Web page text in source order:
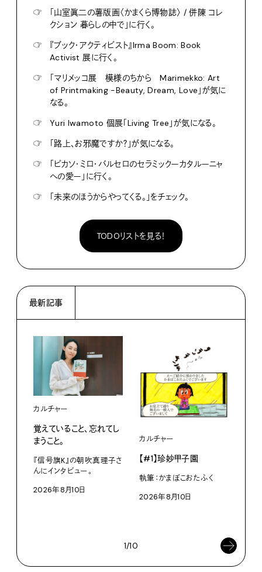
☞
「山室眞二の薯版画〈かまくら博物誌〉 / 併陳 コレ
クション 暮らしの中で」に行く。
☞
『ブック・アクティビスト』Irma Boom: Book
Activist 展に行く。
☞
「マリメッコ展 模様のちから Marimekko: Art
of Printmaking -Beauty, Dream, Love」が気に
なる。
☞
Yuri Iwamoto 個展「Living Tree」が気になる。
☞
「路上、お邪魔ですか？」が気になる。
☞
「ピカソ・ミロ・バルセロのセラミックーカタルーニャ
への愛ー」に行く。
☞
「未来のほうからやってくる。」をチェック。
TODOリストを見る！
最新記事
カルチャー
覚えていること、忘れてし
まうこと。
『信号旗K』の朝吹真理子さ
んにインタビュー。
2026年8月10日
カルチャー
【#1】珍妙甲子園
執筆：かまぼこおたふく
2026年8月10日
1/10